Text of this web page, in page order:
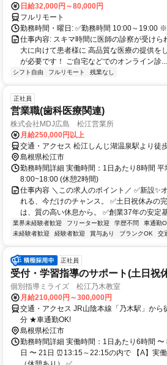
日給32,000円～80,000円
フルリモート
勤務時間・曜日: ✅勤務時間 10:00～19:00
仕事内容: スキマ時間に医師の診察が受け
大に向けて患者様に 高品質な医療の提供を
が必要です！ ご自宅などでのオンライン診...
シフト自由 フルリモート 残業なし
正社員
営業職(歯科医療関連)
株式会社MDJ広島 松江営業所
月給250,000円以上
交通・アクセス 松江しんじ湖温泉駅より徒
島根県松江市
勤務時間詳細 実働時間：1日あたり8時間
8:00~18:00 (休憩2時間)
仕事内容 ＼この求人のポイント／ ✅新設✨
れる、今だけのチャンス。 ✅土日祝休みの
は、質の高い休息から。 ✅創業37年の安定
業界未経験者歓迎 フリーター歓迎 学歴不問 車通勤
未経験者歓迎
経験者歓迎 賞与あり ブランクOK 交
正社員
受付・学習指導のサポート(土日祝
個別指導ミライズ 松江乃木教室
月給210,000円～300,000円
交通・アクセス JR山陰本線「乃木駅」か
分 ★車通勤OK!
島根県松江市
勤務時間詳細 実働時間：1日あたり6時間
日 〜 21日 ⏰13:15～22:15の内で 【A】実